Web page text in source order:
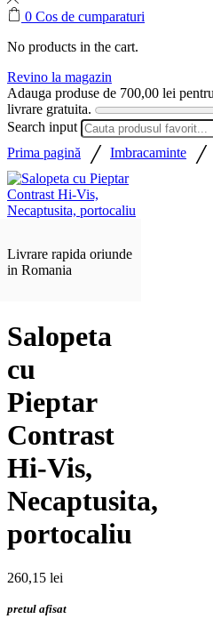
0 Cos de cumparaturi
No products in the cart.
Revino la magazin
Adauga produse de 700,00 lei
livrare gratuita.
Search input
Prima pagină / Imbracaminte /
Livrare rapida oriunde
in Romania
Salopeta
cu
Pieptar
Contrast
Hi-Vis,
Necaptusita,
portocaliu
260,15 lei
pretul afisat